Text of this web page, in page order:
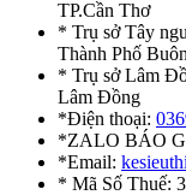
TP.Cần Thơ
* Trụ sở Tây
Thành Phố
* Trụ sở Lâm
Lâm Đồng
*Điện thoại:
*ZALO BÁO
*Email:
* Mã Số Thuế: